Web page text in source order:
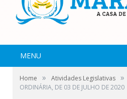
MENU
Home » Atividades Legislativas »
ORDINÁRIA, DE 03 DE JULHO DE 2020